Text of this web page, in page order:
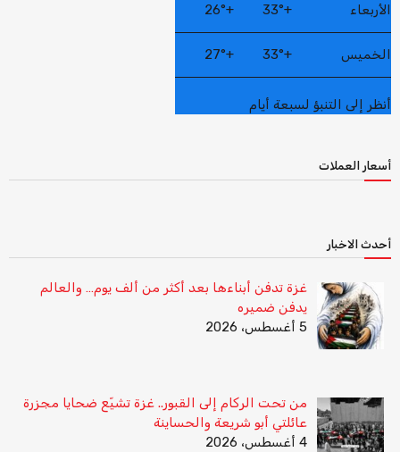
الأربعاء +
33°
+
26°
الخميس +
33°
+
27°
أنظر إلى التنبؤ لسبعة أيام
أسعار العملات
أحدث الاخبار
غزة تدفن أبناءها بعد أكثر من ألف يوم… والعالم
يدفن ضميره
5 أغسطس، 2026
من تحت الركام إلى القبور.. غزة تشيّع ضحايا مجزرة
عائلتي أبو شريعة والحساينة
4 أغسطس، 2026